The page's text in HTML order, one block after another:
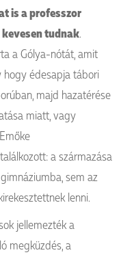
is a professzor
tudnak.
a Gólya-nótát, amit
hogy édesapja tábori
majd hazatérése
miatt, vagy
a származása
sem az
lenni.
jellemezték a
megküzdés, a